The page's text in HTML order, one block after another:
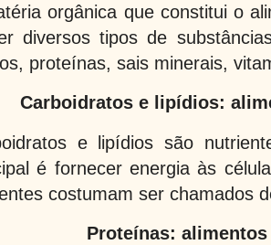
orgânica que constitui o
diversos tipos de
proteínas, sais minerais,
Carboidratos e lipídios:
e lipídios são
é fornecer energia às
costumam ser chamados
Proteínas: